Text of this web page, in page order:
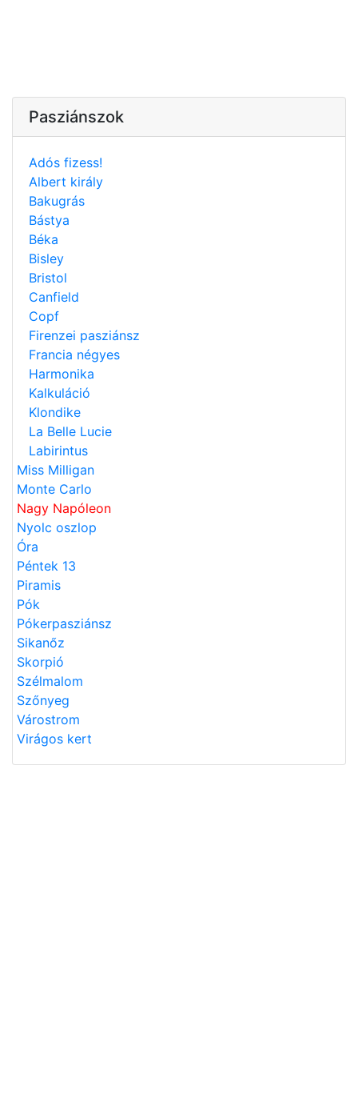
Pasziánszok
Adós fizess!
Albert király
Bakugrás
Bástya
Béka
Bisley
Bristol
Canfield
Copf
Firenzei pasziánsz
Francia négyes
Harmonika
Kalkuláció
Klondike
La Belle Lucie
Labirintus
Miss Milligan
Monte Carlo
Nagy Napóleon
Nyolc oszlop
Óra
Péntek 13
Piramis
Pók
Pókerpasziánsz
Sikanőz
Skorpió
Szélmalom
Szőnyeg
Várostrom
Virágos kert